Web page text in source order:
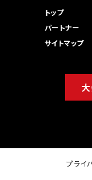
トップ
パートナー
サイトマップ
プライ